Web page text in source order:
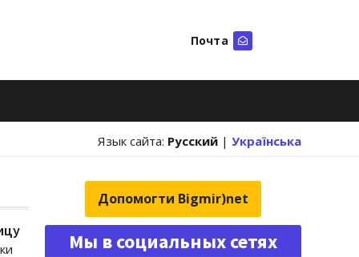
Почта
Язык сайта: Русский | Українська
Допомогти Bigmir)net
Мы в социальных сетях